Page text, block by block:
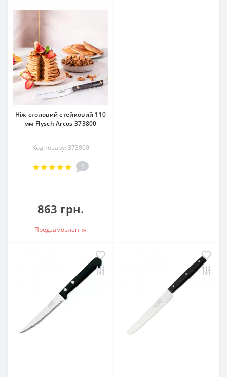
Ніж столовий стейковий 110
мм Flysch Arcos 373800
Код товару: 373800
1
863 грн.
Предзамовлення